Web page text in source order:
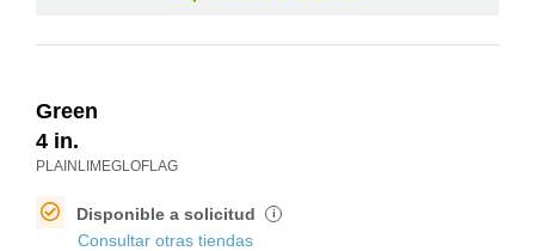
Green
4 in.
PLAINLIMEGLOFLAG
Disponible a solicitud i
Consultar otras tiendas